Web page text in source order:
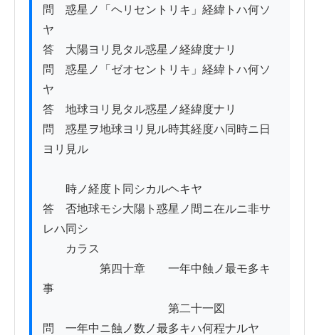
問　惑星ノ「ヘリセントリキ」経緯トハ何ソ
ヤ
答　大陽ヨリ見タル惑星ノ経緯度ナリ
問　惑星ノ「ゼオセントリキ」経緯トハ何ソ
ヤ
答　地球ヨリ見タル惑星ノ経緯度ナリ
問　惑星ヲ地球ヨリ見ル時其経度ハ同時ニ日
ヨリ見ル
時ノ経度ト同シカルヘキヤ
答　否地球モシ大陽ト惑星ノ間ニ在ルニ非サ
レハ同シ
カラス
第四十章　　一年中蝕ノ最モ多キ
事
第二十一図
問　一年中ニ蝕ノ数ノ最多キハ何程ナルヤ